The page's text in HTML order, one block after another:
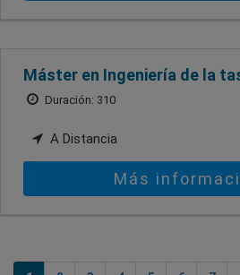
Máster en Ingeniería de la
Duración: 310
A Distancia
Más